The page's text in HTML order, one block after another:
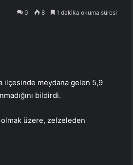
0 8 1 dakika okuma süresi
ilçesinde meydana gelen 5,9
bildirdi.
olmak üzere, zelzeleden